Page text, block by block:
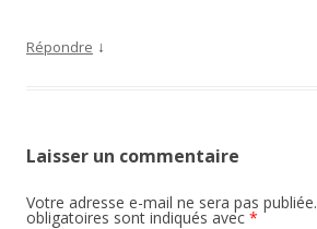
Répondre ↓
Laisser un commentaire
Votre adresse e-mail ne sera pas publiée.
obligatoires sont indiqués avec *